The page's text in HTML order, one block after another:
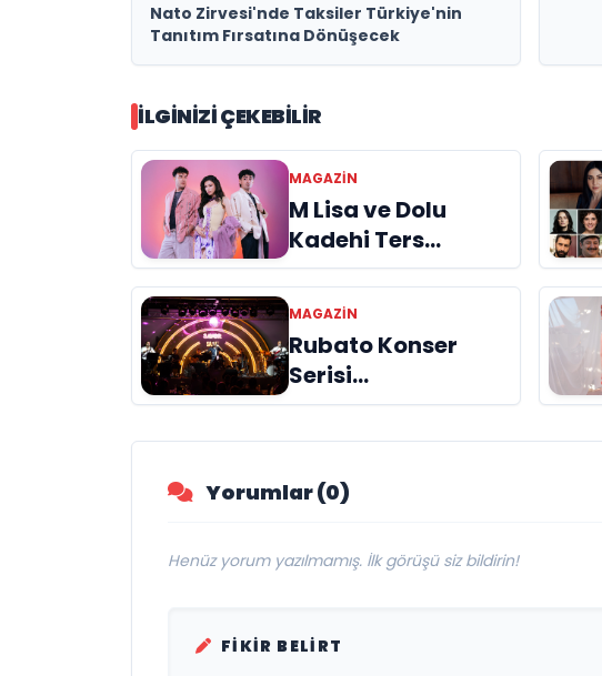
Nato Zirvesi'nde Taksiler Türkiye'nin
Tanıtım Fırsatına Dönüşecek
İLGINIZI ÇEKEBILIR
MAGAZIN
M Lisa ve Dolu
Kadehi Ters
Tut’tan Yeni İş
Birliği: “Vişne”
MAGAZIN
Rubato Konser
Serisi
Müzikseverlerle
Buluşmaya Devam
Yorumlar (0)
Henüz yorum yazılmamış. İlk görüşü siz bildirin!
FIKIR BELIRT